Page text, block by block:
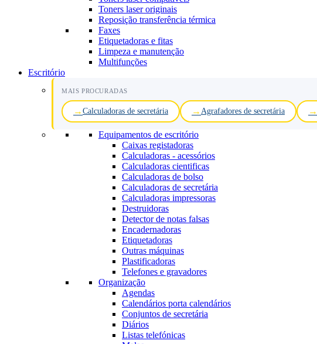
Toners laser originais
Reposição transferência térmica
Faxes
Etiquetadoras e fitas
Limpeza e manutenção
Multifunções
Escritório
MAIS PROCURADAS
Calculadoras de secretária Agrafadores de secretária
Equipamentos de escritório
Caixas registadoras
Calculadoras - acessórios
Calculadoras cientificas
Calculadoras de bolso
Calculadoras de secretária
Calculadoras impressoras
Destruidoras
Detector de notas falsas
Encadernadoras
Etiquetadoras
Outras máquinas
Plastificadoras
Telefones e gravadores
Organização
Agendas
Calendários porta calendários
Conjuntos de secretária
Diários
Listas telefónicas